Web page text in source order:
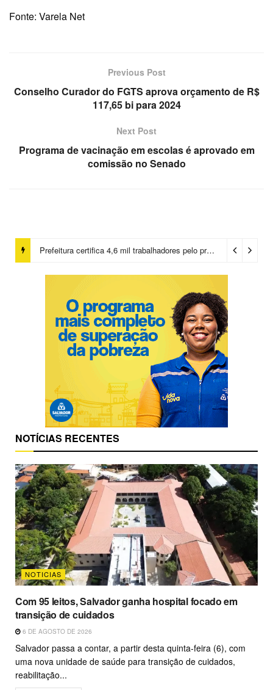
Fonte: Varela Net
Previous Post
Conselho Curador do FGTS aprova orçamento de R$
117,65 bi para 2024
Next Post
Programa de vacinação em escolas é aprovado em
comissão no Senado
Prefeitura certifica 4,6 mil trabalhadores pelo programa Treinar para Empregar e realiza Feirão de Empregabilidade
NOTÍCIAS RECENTES
NOTICIAS
Com 95 leitos, Salvador ganha hospital focado em
transição de cuidados
6 DE AGOSTO DE 2026
Salvador passa a contar, a partir desta quinta-feira (6), com
uma nova unidade de saúde para transição de cuidados,
reabilitação...